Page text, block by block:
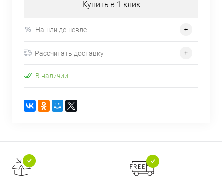
Купить в 1 клик
Нашли дешевле
Рассчитать доставку
В наличии